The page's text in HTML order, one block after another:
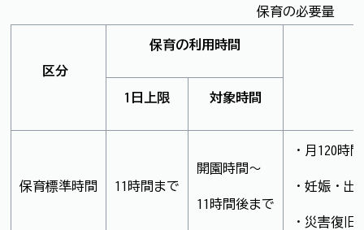
保育の必要量
区分
保育の利用時間
1日上限 対象時間
保育標準時間 11時間まで
開園時間～
11時間後まで
・月120時
・妊娠・
・災害復旧